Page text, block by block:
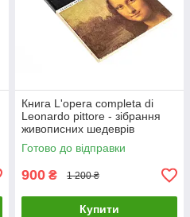
Книга L'opera completa di
Leonardo pittore - зібрання
живописних шедеврів
Леонардо да Вінчі | Книга
Rizzoli
Готово до відправки
900 ₴ 1 200 ₴
Купити